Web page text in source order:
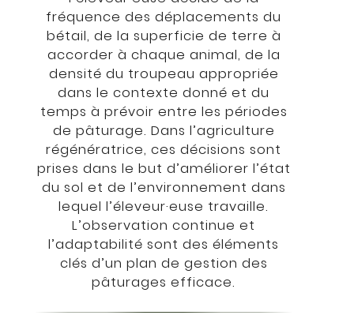
fréquence des déplacements du
bétail, de la superficie de terre à
accorder à chaque animal, de la
densité du troupeau appropriée
dans le contexte donné et du
temps à prévoir entre les périodes
de pâturage. Dans l’agriculture
régénératrice, ces décisions sont
prises dans le but d’améliorer l’état
du sol et de l’environnement dans
lequel l’éleveur·euse travaille.
L’observation continue et
l’adaptabilité sont des éléments
clés d’un plan de gestion des
pâturages efficace.